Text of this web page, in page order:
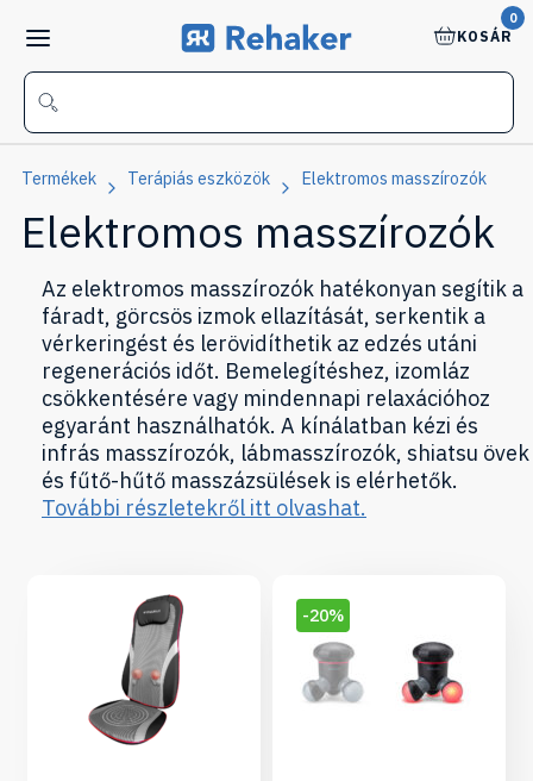
0
KOSÁR
Termékek Terápiás eszközök Elektromos masszírozók
Elektromos masszírozók
Az elektromos masszírozók hatékonyan segítik a
fáradt, görcsös izmok ellazítását, serkentik a
vérkeringést és lerövidíthetik az edzés utáni
regenerációs időt. Bemelegítéshez, izomláz
csökkentésére vagy mindennapi relaxációhoz
egyaránt használhatók. A kínálatban kézi és
infrás masszírozók, lábmasszírozók, shiatsu övek
és fűtő-hűtő masszázsülések is elérhetők.
További részletekről itt olvashat.
-20%